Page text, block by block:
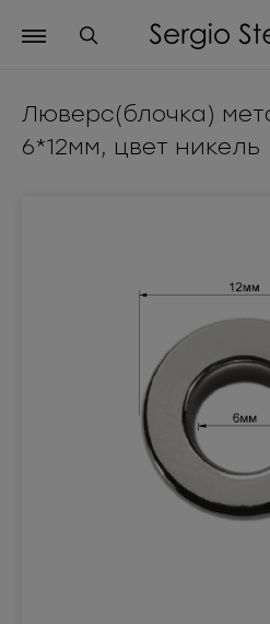
Люверс(блочка)
6*12мм, цвет никель